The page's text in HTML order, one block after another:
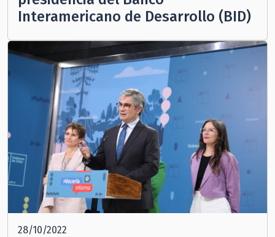
Interamericano de Desarrollo (BID)
28/10/2022